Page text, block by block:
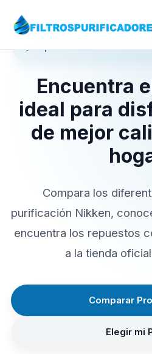
Encuentra
ideal para
de mejor
Compara los
purificación Nikken,
encuentra los repuestos
a la tienda
Comparar
Elegir mi